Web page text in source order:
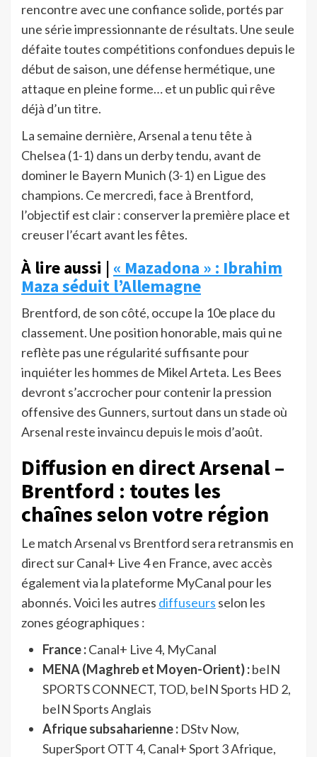
rencontre avec une confiance solide, portés par
une série impressionnante de résultats. Une seule
défaite toutes compétitions confondues depuis le
début de saison, une défense hermétique, une
attaque en pleine forme… et un public qui rêve
déjà d’un titre.
La semaine dernière, Arsenal a tenu tête à
Chelsea (1-1) dans un derby tendu, avant de
dominer le Bayern Munich (3-1) en Ligue des
champions. Ce mercredi, face à Brentford,
l’objectif est clair : conserver la première place et
creuser l’écart avant les fêtes.
À lire aussi | « Mazadona » : Ibrahim
Maza séduit l’Allemagne
Brentford, de son côté, occupe la 10e place du
classement. Une position honorable, mais qui ne
reflète pas une régularité suffisante pour
inquiéter les hommes de Mikel Arteta. Les Bees
devront s’accrocher pour contenir la pression
offensive des Gunners, surtout dans un stade où
Arsenal reste invaincu depuis le mois d’août.
Diffusion en direct Arsenal –
Brentford : toutes les
chaînes selon votre région
Le match Arsenal vs Brentford sera retransmis en
direct sur Canal+ Live 4 en France, avec accès
également via la plateforme MyCanal pour les
abonnés. Voici les autres diffuseurs selon les
zones géographiques :
France :Canal+ Live 4, MyCanal
MENA (Maghreb et Moyen-Orient) :beIN
SPORTS CONNECT, TOD, beIN Sports HD 2,
beIN Sports Anglais
Afrique subsaharienne : DStv Now,
SuperSport OTT 4, Canal+ Sport 3 Afrique,